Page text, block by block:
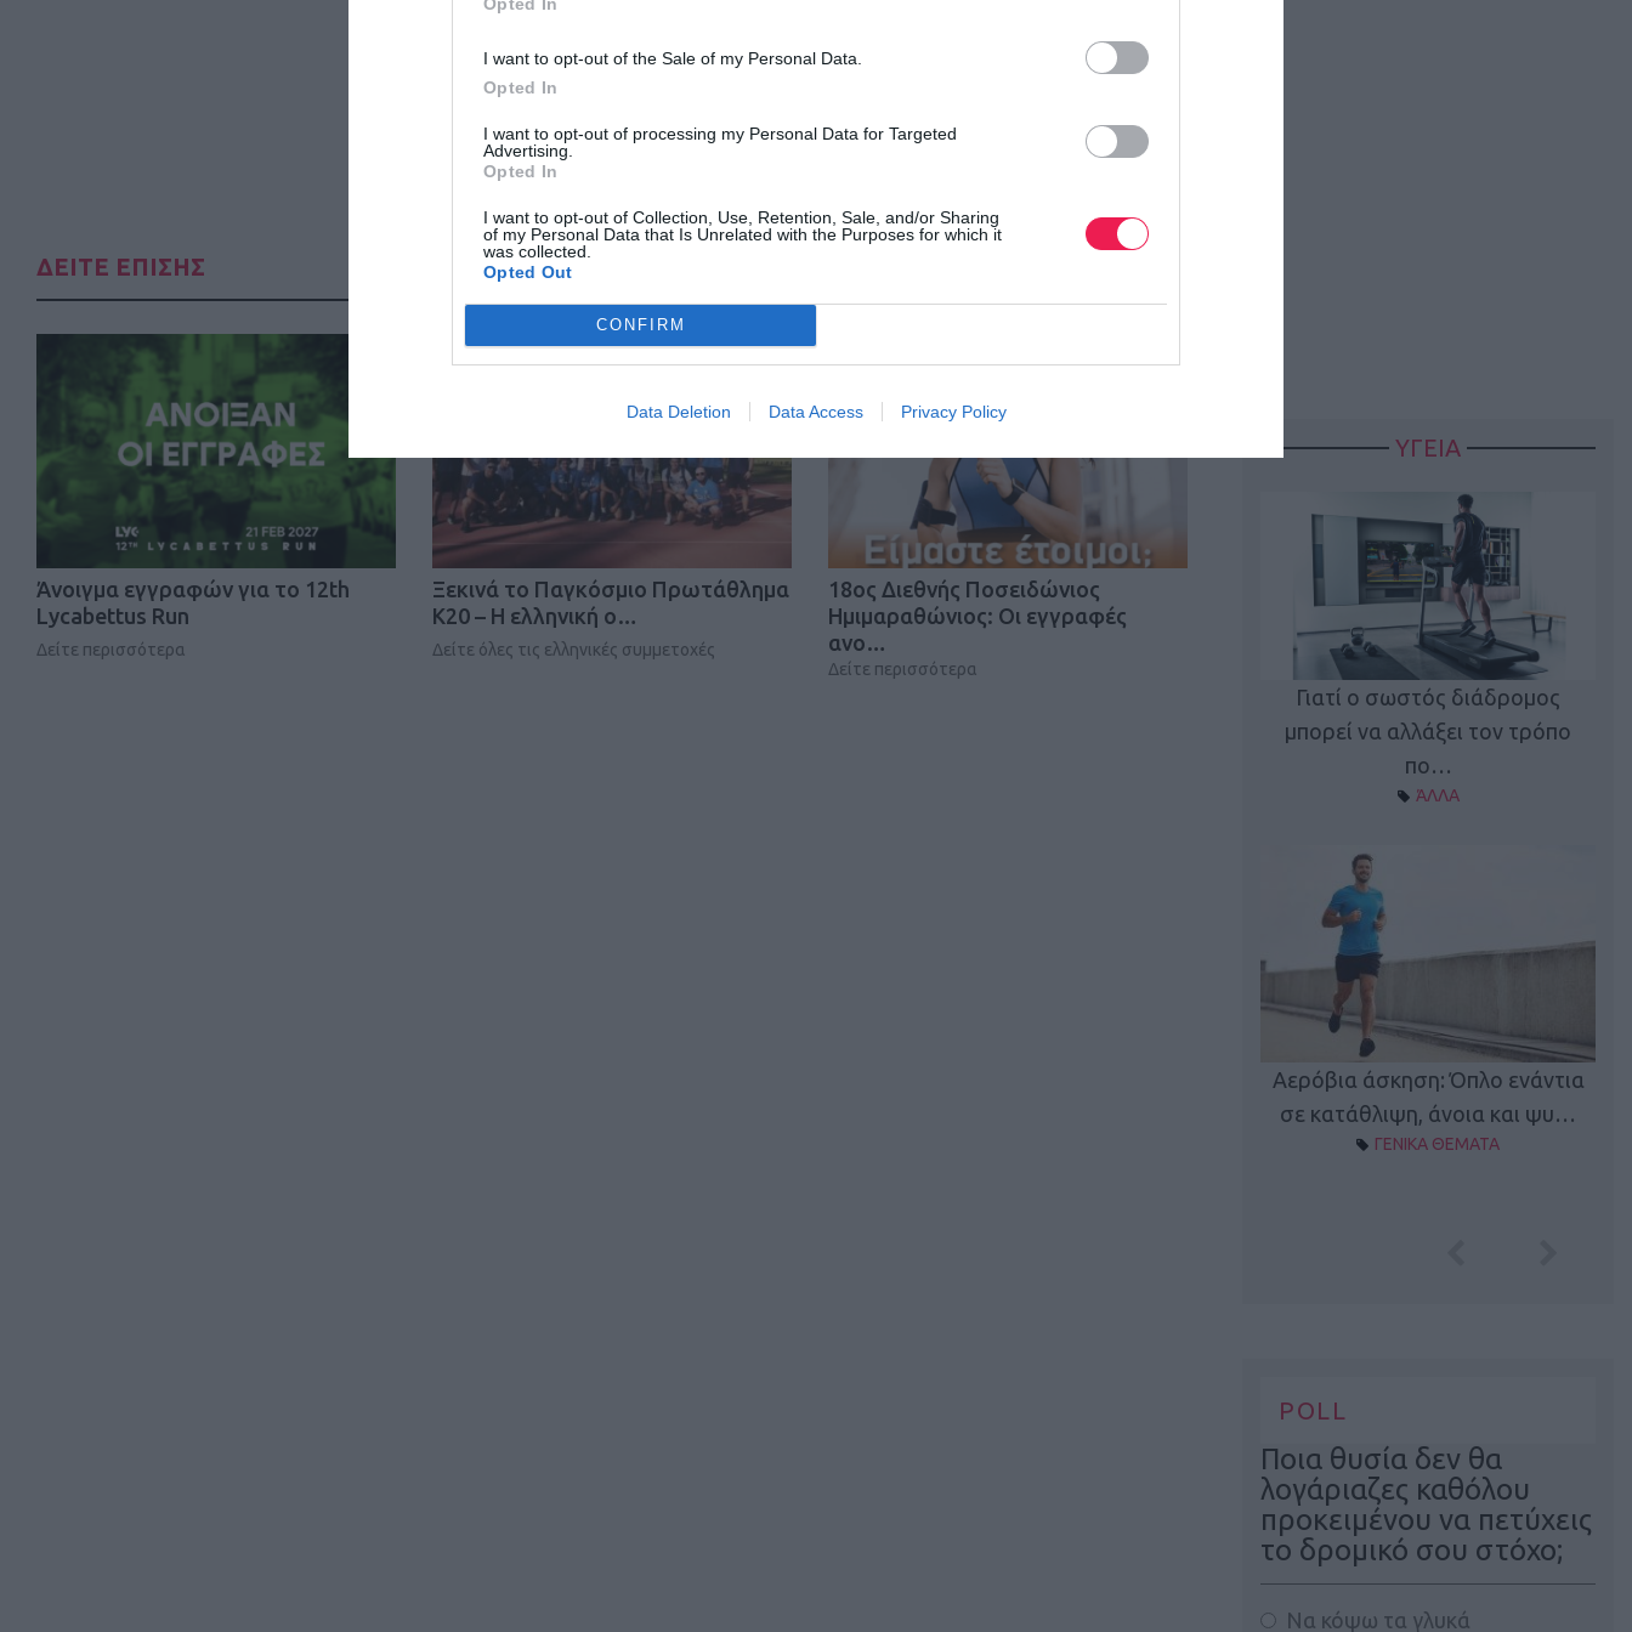
I want to opt-out of the Sale of my Personal Data.
Opted In
I want to opt-out of processing my Personal Data for Targeted
Advertising.
Opted In
I want to opt-out of Collection, Use, Retention, Sale, and/or Sharing
of my Personal Data that Is Unrelated with the Purposes for which it
was collected.
Opted Out
CONFIRM
Data Deletion Data Access Privacy Policy
ΔΕΙΤΕ ΕΠΙΣΗΣ
Άνοιγμα εγγραφών για το 12th
Lycabettus Run
Δείτε περισσότερα
Ξεκινά το Παγκόσμιο Πρωτάθλημα
Κ20 – Η ελληνική ο…
Δείτε όλες τις ελληνικές συμμετοχές
18oς Διεθνής Ποσειδώνιος
Ημιμαραθώνιος: Οι εγγραφές
ανο…
Δείτε περισσότερα
ΥΓΕΙΑ
Γιατί ο σωστός διάδρομος
μπορεί να αλλάξει τον τρόπο
πο…
ΆΛΛΑ
Αερόβια άσκηση: Όπλο ενάντια
σε κατάθλιψη, άνοια και ψυ…
ΓΕΝΙΚΑ ΘΕΜΑΤΑ
POLL
Ποια θυσία δεν θα
λογάριαζες καθόλου
προκειμένου να πετύχεις
το δρομικό σου στόχο;
Να κόψω τα γλυκά